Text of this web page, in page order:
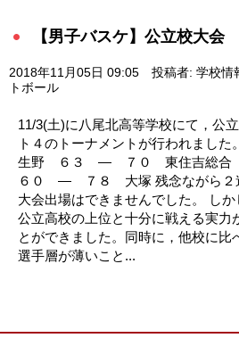
【男子バスケ】公立校大会
2018年11月05日 09:05 投稿者: 学校情
トボール
11/3(土)に八尾北高等学校にて，公
ト４のトーナメントが行われまし
生野 ６３ ― ７０ 東住吉総合
６０ ― ７８ 大塚 残念ながら２
大会出場はできませんでした。 し
公立高校の上位と十分に戦える実力
とができました。同時に，他校に比
選手層が薄いこと...